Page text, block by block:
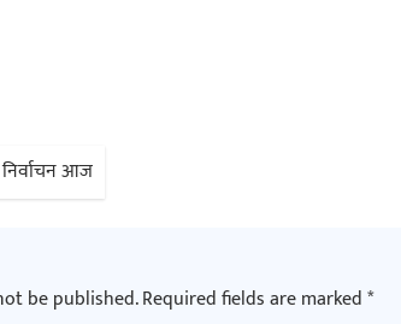
आज
be published.Required fields are marked*